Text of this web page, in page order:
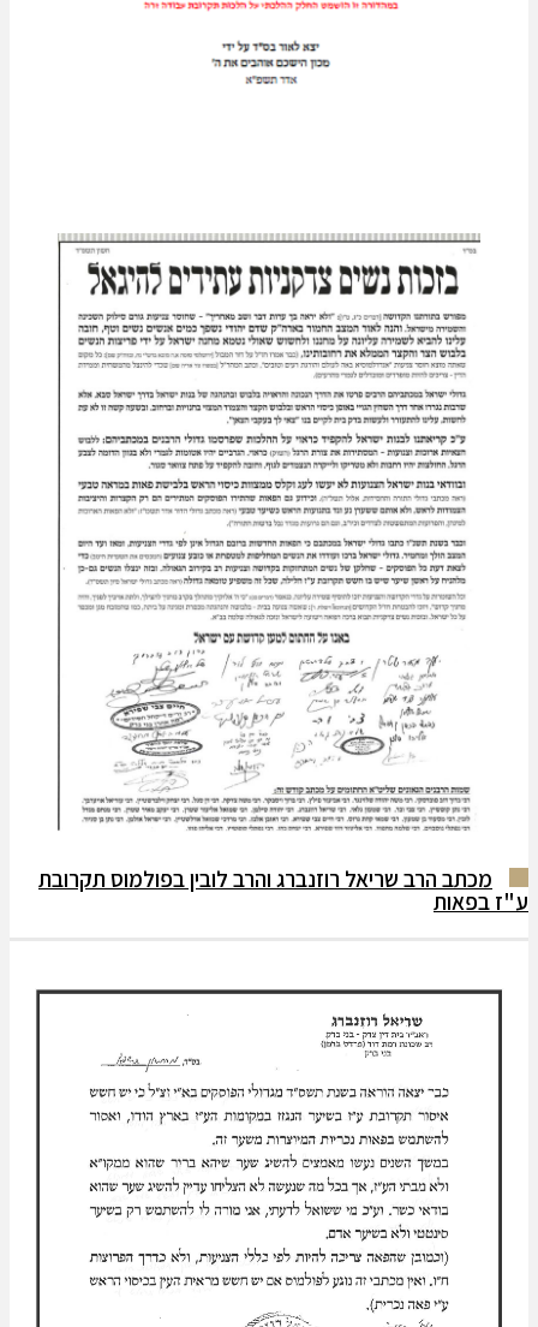
מכתב הרב שריאל רוזנברג והרב לובין בפולמוס תקרובת
ע"ז בפאות